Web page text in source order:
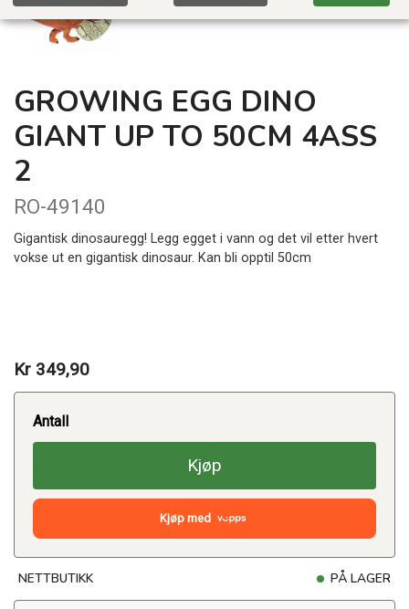
GROWING EGG DINO
GIANT UP TO 50CM 4ASS
2
RO-49140
Gigantisk dinosauregg! Legg egget i vann og det vil etter hvert
vokse ut en gigantisk dinosaur. Kan bli opptil 50cm
Kr 349,90
Antall
Kjøp
Kjøp med
NETTBUTIKK PÅ LAGER